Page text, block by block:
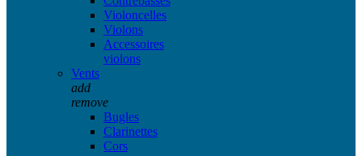
Violoncelles
Violons
Accessoires
violons
Vents
add
remove
Bugles
Clarinettes
Cors